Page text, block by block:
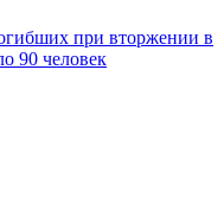
при вторжении в
90 человек